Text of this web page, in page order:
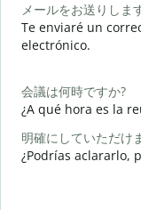
メールをお送りしま
Te enviaré un
electrónico.
会議は何時ですか?
¿A qué hora es la
明確にしていただけ
¿Podrías aclararlo,